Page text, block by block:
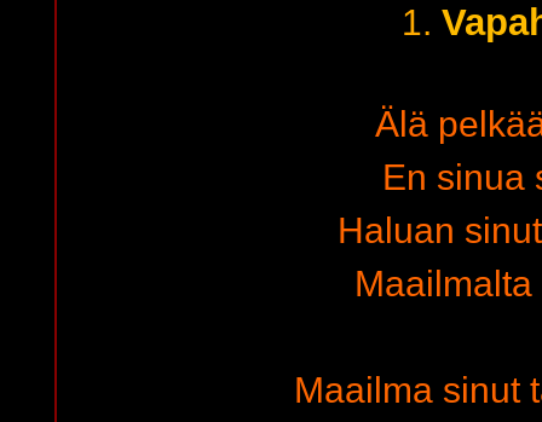
1.
Älä
En sinua
Haluan
Maailma sinut